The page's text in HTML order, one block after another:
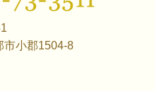
市小郡1504-8